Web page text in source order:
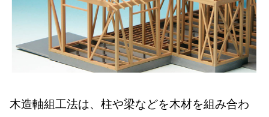
木造軸組工法は、柱や梁などを木材を組み合わ